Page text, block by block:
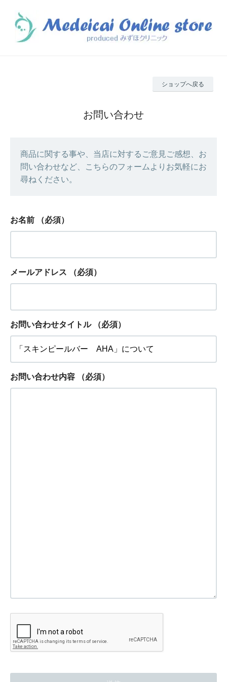
ショップへ戻る
お問い合わせ
商品に関する事や、当店に対するご意見ご感想、お
問い合わせなど、こちらのフォームよりお気軽にお
尋ねください。
お名前 （必須）
メールアドレス （必須）
お問い合わせタイトル （必須）
お問い合わせ内容 （必須）